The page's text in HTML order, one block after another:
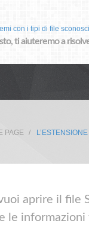
con i tipi di file
ti aiuteremo a
PAGE
aprire il file
le